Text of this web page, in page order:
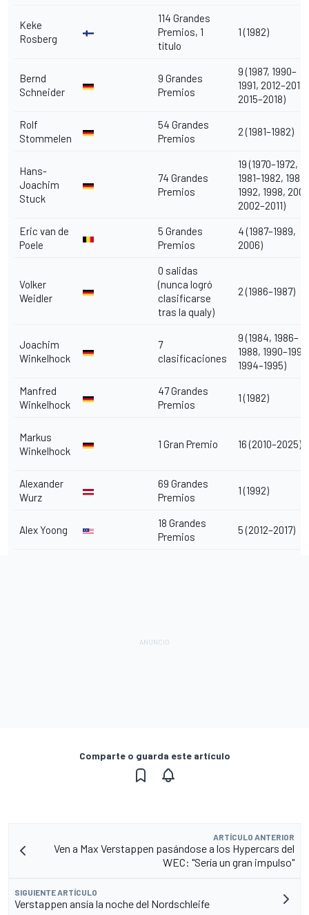
Keke
Rosberg
114 Grandes
Premios, 1
título
1 (1982)
Bernd
Schneider
9 Grandes
Premios
9 (1987, 1990–
1991, 2012–2013,
2015–2018)
Rolf
Stommelen
54 Grandes
Premios
2 (1981–1982)
Hans-
Joachim
Stuck
74 Grandes
Premios
19 (1970–1972,
1981–1982, 1984,
1992, 1998,
2002–2011)
Eric van de
Poele
5 Grandes
Premios
4 (1987–1989,
2006)
Volker
Weidler
0 salidas
(nunca logró
clasificarse
tras la qualy)
2 (1986–1987)
Joachim
Winkelhock
7
clasificaciones
9 (1984, 1986–
1988,
1994–1995)
Manfred
Winkelhock
47 Grandes
Premios
1 (1982)
Markus
Winkelhock
1 Gran Premio 16 (2010–2025)
Alexander
Wurz
69 Grandes
Premios
1 (1992)
Alex Yoong
18 Grandes
Premios
5 (2012–2017)
Comparte o guarda este artículo
ARTÍCULO ANTERIOR
Ven a Max Verstappen pasándose a los Hypercars del
WEC: "Sería un gran impulso"
SIGUIENTE ARTÍCULO
Verstappen ansía la noche del Nordschleife